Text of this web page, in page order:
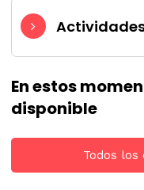
En estos
disponible
Todos los